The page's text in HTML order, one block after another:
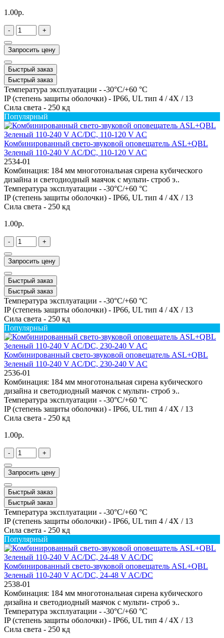
1.00р.
- +
Запросить цену
Быстрый заказ
Быстрый заказ
Температура эксплуатации - -30°C/+60 °C
IP (степень защиты оболочки) - IP66, UL тип 4 / 4X / 13
Сила света - 250 кд
Популярный
Комбинированный свето-звуковой оповещатель ASL+QBL
Зеленый 110-240 V AC/DC, 110-120 V AC
2534-01
Комбинация: 184 мм многотональная сирена кубического
дизайна и светодиодный маячок с мульти- строб э..
Температура эксплуатации - -30°C/+60 °C
IP (степень защиты оболочки) - IP66, UL тип 4 / 4X / 13
Сила света - 250 кд
1.00р.
- +
Запросить цену
Быстрый заказ
Быстрый заказ
Температура эксплуатации - -30°C/+60 °C
IP (степень защиты оболочки) - IP66, UL тип 4 / 4X / 13
Сила света - 250 кд
Популярный
Комбинированный свето-звуковой оповещатель ASL+QBL
Зеленый 110-240 V AC/DC, 230-240 V AC
2536-01
Комбинация: 184 мм многотональная сирена кубического
дизайна и светодиодный маячок с мульти- строб э..
Температура эксплуатации - -30°C/+60 °C
IP (степень защиты оболочки) - IP66, UL тип 4 / 4X / 13
Сила света - 250 кд
1.00р.
- +
Запросить цену
Быстрый заказ
Быстрый заказ
Температура эксплуатации - -30°C/+60 °C
IP (степень защиты оболочки) - IP66, UL тип 4 / 4X / 13
Сила света - 250 кд
Популярный
Комбинированный свето-звуковой оповещатель ASL+QBL
Зеленый 110-240 V AC/DC, 24-48 V AC/DC
2538-01
Комбинация: 184 мм многотональная сирена кубического
дизайна и светодиодный маячок с мульти- строб э..
Температура эксплуатации - -30°C/+60 °C
IP (степень защиты оболочки) - IP66, UL тип 4 / 4X / 13
Сила света - 250 кд